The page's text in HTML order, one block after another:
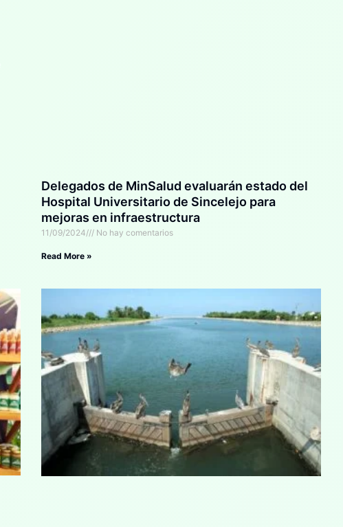
Delegados de MinSalud evaluarán estado del
Hospital Universitario de Sincelejo para
mejoras en infraestructura
11/09/2024 No hay comentarios
Read More »